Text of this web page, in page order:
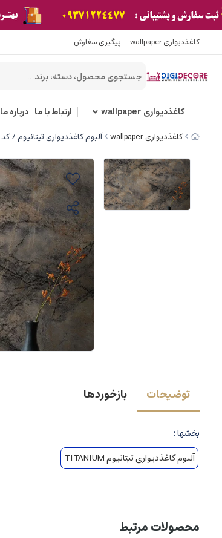
کاغذدیواری wallpaper پیگیری سفارش
کاغذدیواری wallpaper ارتباط با ما درباره ما
کاغذدیواری wallpaper آلبوم کاغذدیواری تیتانیوم / کد 11002 TITANIUM
توضیحات بازخوردها
بخشها :
آلبوم کاغذدیواری تیتانیوم TITANIUM
محصولات مرتبط